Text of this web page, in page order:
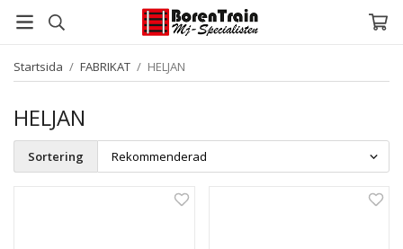
Startsida / FABRIKAT / HELJAN
HELJAN
Sortering